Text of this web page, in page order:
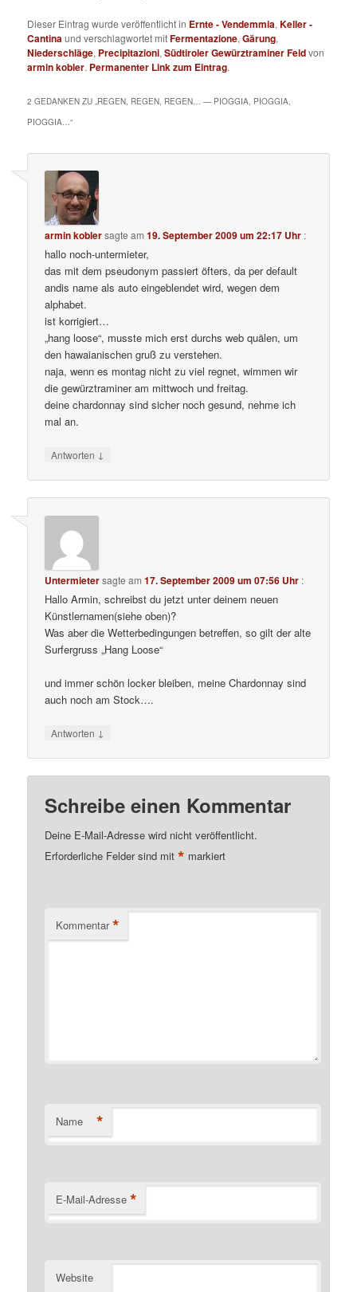
Dieser Eintrag wurde veröffentlicht in Ernte - Vendemmia,Keller -
Cantinaund verschlagwortet mitFermentazione,Gärung,
Niederschläge, Precipitazioni,Südtiroler Gewürztraminer Feldvon
armin kobler. Permanenter Link zum Eintrag.
2 GEDANKEN ZU „REGEN, REGEN, REGEN… — PIOGGIA, PIOGGIA,
PIOGGIA…“
armin koblersagte am19. September 2009 um 22:17 Uhr :
hallo noch-untermieter,
das mit dem pseudonym passiert öfters, da per default
andis name als auto eingeblendet wird, wegen dem
alphabet.
ist korrigiert…
„hang loose“, musste mich erst durchs web quälen, um
den hawaianischen gruß zu verstehen.
naja, wenn es montag nicht zu viel regnet, wimmen wir
die gewürztraminer am mittwoch und freitag.
deine chardonnay sind sicher noch gesund, nehme ich
mal an.
Antworten ↓
Untermietersagte am17. September 2009 um 07:56 Uhr :
Hallo Armin, schreibst du jetzt unter deinem neuen
Künstlernamen(siehe oben)?
Was aber die Wetterbedingungen betreffen, so gilt der alte
Surfergruss „Hang Loose“
und immer schön locker bleiben, meine Chardonnay sind
auch noch am Stock….
Antworten ↓
Schreibe einen Kommentar
Deine E-Mail-Adresse wird nicht veröffentlicht.
Erforderliche Felder sind mit* markiert
Kommentar *
Name *
E-Mail-Adresse *
Website